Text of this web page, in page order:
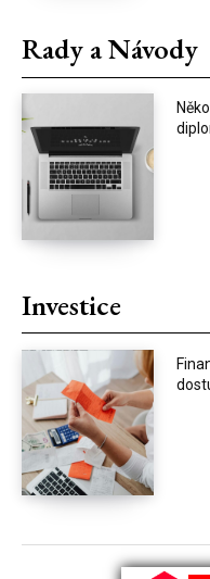
Rady a Návody
Investice